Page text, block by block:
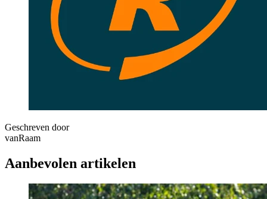
Geschreven door
vanRaam
Aanbevolen artikelen